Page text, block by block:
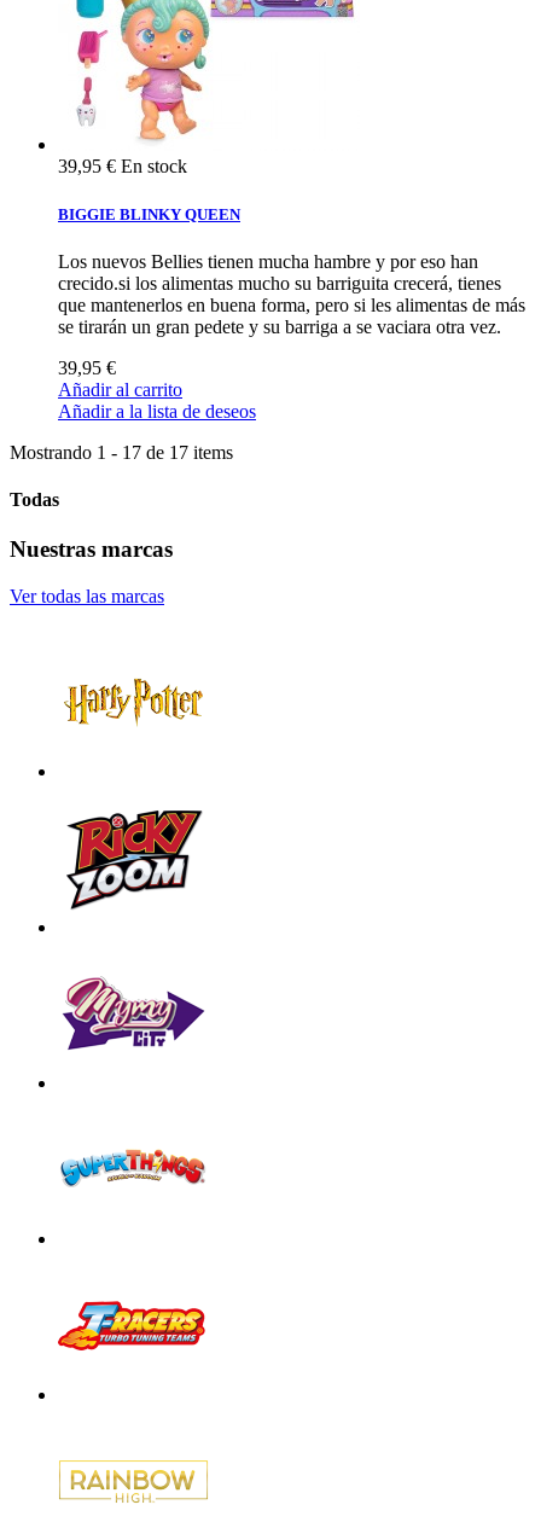
39,95 € En stock
BIGGIE BLINKY QUEEN
Los nuevos Bellies tienen mucha hambre y por eso han
crecido.si los alimentas mucho su barriguita crecerá, tienes
que mantenerlos en buena forma, pero si les alimentas de más
se tirarán un gran pedete y su barriga a se vaciara otra vez.
39,95 €
Añadir al carrito
Añadir a la lista de deseos
Mostrando 1 - 17 de 17 items
Todas
Nuestras marcas
Ver todas las marcas